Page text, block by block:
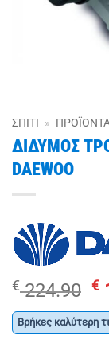
ΣΠΊΤΙ »
ΔΙΔΥΜΟΣ
DAEWOO
€224.90 €
Βρήκες καλύτερη